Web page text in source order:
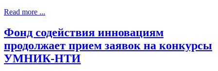
Read more ...
Фонд содействия инновациям
продолжает прием заявок на конкурсы
УМНИК-НТИ